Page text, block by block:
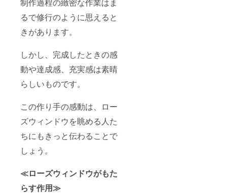
るで修行のように思えると
きがあります。
しかし、完成したときの感
動や達成感、充実感は素晴
らしいものです。
この作り手の感動は、ロー
ズウィンドウを眺める人た
ちにもきっと伝わることで
しょう。
≪ローズウィンドウがもた
らす作用≫